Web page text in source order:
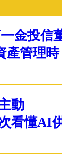
金投信
產管理時
動
看懂AI